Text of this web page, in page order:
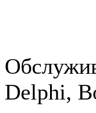
Delphi,